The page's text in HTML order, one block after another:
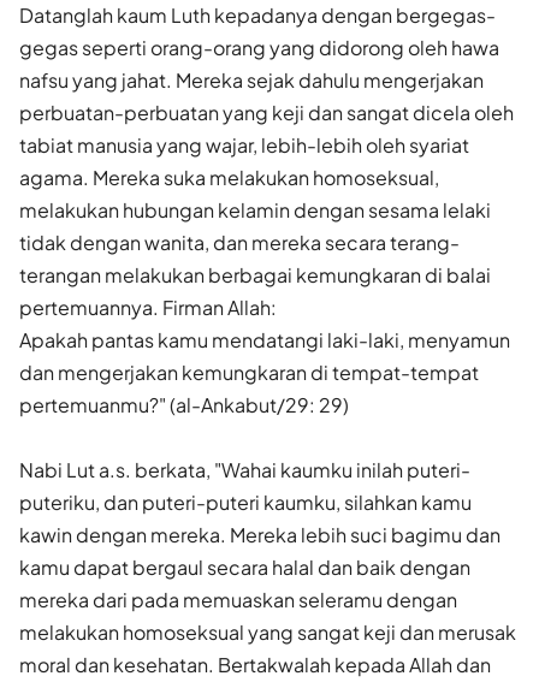
Datanglah kaum Luth kepadanya dengan bergegas-
gegas seperti orang-orang yang didorong oleh hawa
nafsu yang jahat. Mereka sejak dahulu mengerjakan
perbuatan-perbuatan yang keji dan sangat dicela oleh
tabiat manusia yang wajar, lebih-lebih oleh syariat
agama. Mereka suka melakukan homoseksual,
melakukan hubungan kelamin dengan sesama lelaki
tidak dengan wanita, dan mereka secara terang-
terangan melakukan berbagai kemungkaran di balai
pertemuannya. Firman Allah:
Apakah pantas kamu mendatangi laki-laki, menyamun
dan mengerjakan kemungkaran di tempat-tempat
pertemuanmu?" (al-Ankabut/29: 29)
Nabi Lut a.s. berkata, "Wahai kaumku inilah puteri-
puteriku, dan puteri-puteri kaumku, silahkan kamu
kawin dengan mereka. Mereka lebih suci bagimu dan
kamu dapat bergaul secara halal dan baik dengan
mereka dari pada memuaskan seleramu dengan
melakukan homoseksual yang sangat keji dan merusak
moral dan kesehatan. Bertakwalah kepada Allah dan